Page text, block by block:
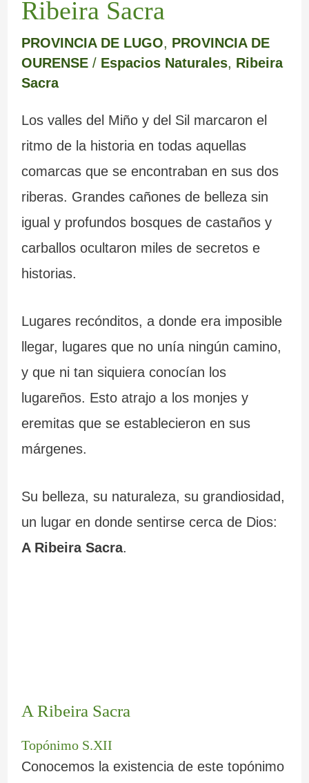
Ribeira Sacra
PROVINCIA DE LUGO, PROVINCIA DE
OURENSE/ Espacios Naturales, Ribeira
Sacra
Los valles del Miño y del Sil marcaron el
ritmo de la historia en todas aquellas
comarcas que se encontraban en sus dos
riberas. Grandes cañones de belleza sin
igual y profundos bosques de castaños y
carballos ocultaron miles de secretos e
historias.
Lugares recónditos, a donde era imposible
llegar, lugares que no unía ningún camino,
y que ni tan siquiera conocían los
lugareños. Esto atrajo a los monjes y
eremitas que se establecieron en sus
márgenes.
Su belleza, su naturaleza, su grandiosidad,
un lugar en donde sentirse cerca de Dios:
A Ribeira Sacra.
A Ribeira Sacra
Topónimo S.XII
Conocemos la existencia de este topónimo